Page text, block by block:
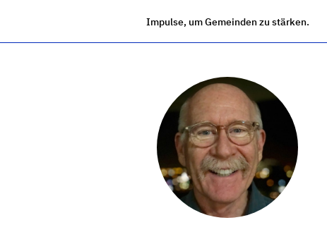
Impulse, um Gemeinden zu stärken.